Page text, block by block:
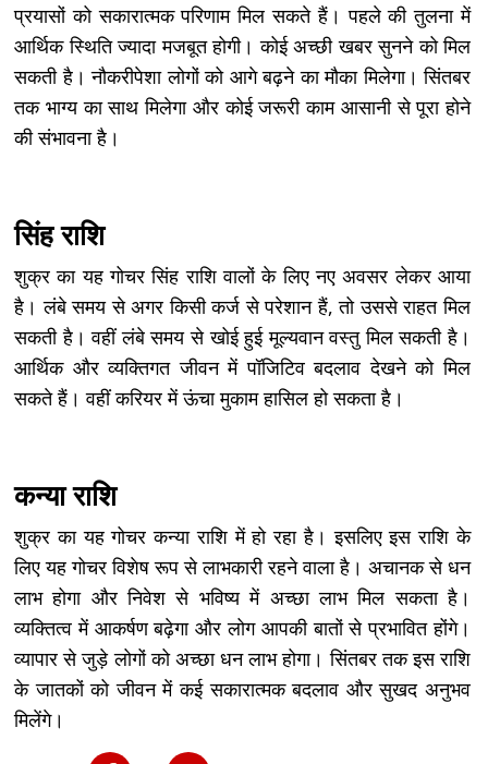
प्रयासों को सकारात्मक परिणाम मिल सकते हैं। पहले की तुलना में
आर्थिक स्थिति ज्यादा मजबूत होगी। कोई अच्छी खबर सुनने को मिल
सकती है। नौकरीपेशा लोगों को आगे बढ़ने का मौका मिलेगा। सिंतबर
तक भाग्य का साथ मिलेगा और कोई जरूरी काम आसानी से पूरा होने
की संभावना है।
सिंह राशि
शुक्र का यह गोचर सिंह राशि वालों के लिए नए अवसर लेकर आया
है। लंबे समय से अगर किसी कर्ज से परेशान हैं, तो उससे राहत मिल
सकती है। वहीं लंबे समय से खोई हुई मूल्यवान वस्तु मिल सकती है।
आर्थिक और व्यक्तिगत जीवन में पॉजिटिव बदलाव देखने को मिल
सकते हैं। वहीं करियर में ऊंचा मुकाम हासिल हो सकता है।
कन्या राशि
शुक्र का यह गोचर कन्या राशि में हो रहा है। इसलिए इस राशि के
लिए यह गोचर विशेष रूप से लाभकारी रहने वाला है। अचानक से धन
लाभ होगा और निवेश से भविष्य में अच्छा लाभ मिल सकता है।
व्यक्तित्व में आकर्षण बढ़ेगा और लोग आपकी बातों से प्रभावित होंगे।
व्यापार से जुड़े लोगों को अच्छा धन लाभ होगा। सिंतबर तक इस राशि
के जातकों को जीवन में कई सकारात्मक बदलाव और सुखद अनुभव
मिलेंगे।